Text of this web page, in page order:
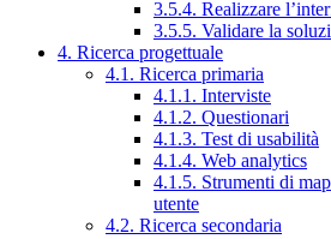
3.5.4. Realizzare
3.5.5. Validare la
4. Ricerca progettuale
4.1. Ricerca primaria
4.1.1. Interviste
4.1.2. Questionari
4.1.3. Test di usabilità
4.1.4. Web analytics
4.1.5. Strumenti di
utente
4.2. Ricerca secondaria